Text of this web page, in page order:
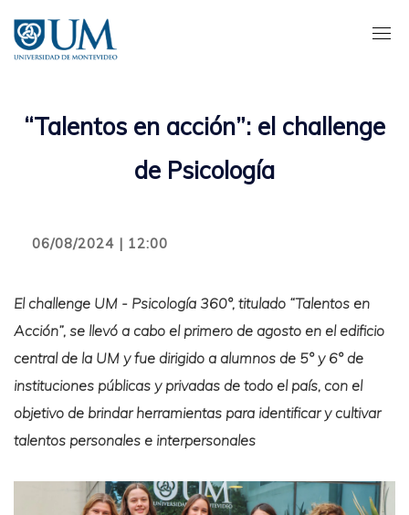
contenido
principal
“Talentos en acción”: el challenge
de Psicología
06/08/2024 | 12:00
El challenge UM - Psicología 360°, titulado “Talentos en
Acción”, se llevó a cabo el primero de agosto en el edificio
central de la UM y fue dirigido a alumnos de 5° y 6° de
instituciones públicas y privadas de todo el país, con el
objetivo de brindar herramientas para identificar y cultivar
talentos personales e interpersonales